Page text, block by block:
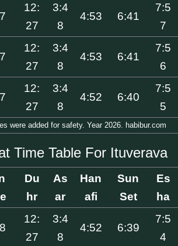
12:
27
3:4
8
4:53 6:41
7:5
7
12:
27
3:4
8
4:53 6:41
7:5
6
12:
27
3:4
8
4:52 6:40
7:5
5
were added for safety. Year 2026. habibur.com
Time Table For Ituverava
Du
hr
As
ar
Han
afi
Sun
Set
Es
ha
12:
27
3:4
8
4:52 6:39
7:5
4